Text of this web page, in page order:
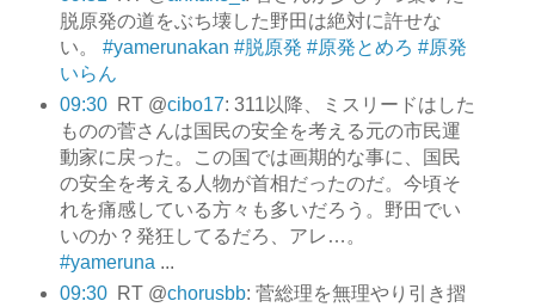
脱原発の道をぶち壊した野田は絶対に許せな
い。 #yamerunakan #脱原発 #原発とめろ #原発
いらん
09:30
RT @cibo17: 311以降、ミスリードはした
ものの菅さんは国民の安全を考える元の市民運
動家に戻った。この国では画期的な事に、国民
の安全を考える人物が首相だったのだ。今頃そ
れを痛感している方々も多いだろう。野田でい
いのか？発狂してるだろ、アレ…。
#yameruna ...
09:30
RT @chorusbb: 菅総理を無理やり引き摺